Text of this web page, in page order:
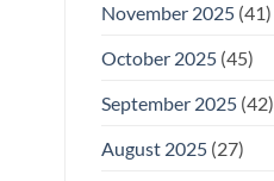
November 2025(41)
October 2025(45)
September 2025(42)
August 2025(27)